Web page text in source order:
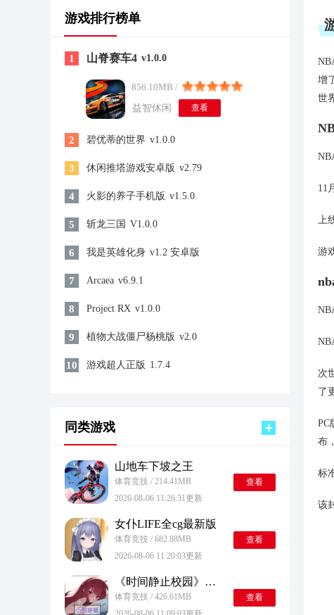
游戏排行榜单
1 山脊赛车4 v1.0.0
856.10MB /
益智休闲
查看
2 碧优蒂的世界 v1.0.0
3 休闲推塔游戏安卓版 v2.79
4 火影的养子手机版 v1.5.0
5 斩龙三国 V1.0.0
6 我是英雄化身 v1.2 安卓版
7 Arcaea v6.9.1
8 Project RX v1.0.0
9 植物大战僵尸杨桃版 v2.0
10 游戏超人正版 1.7.4
同类游戏
山地车下坡之王
体育竞技 / 214.41MB
2026-08-06 11:26:31更新
查看
女仆LIFE全cg最新版
体育竞技 / 682.88MB
2026-08-06 11:20:03更新
查看
《时间静止校园》汉化版
体育竞技 / 426.61MB
查看
增
世
11
上
游
次
了
PC
布
标
该